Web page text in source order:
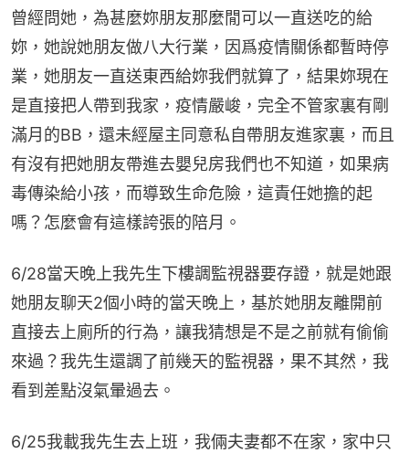
曾經問她，為甚麼妳朋友那麼閒可以一直送吃的給
妳，她說她朋友做八大行業，因爲疫情關係都暫時停
業，她朋友一直送東西給妳我們就算了，結果妳現在
是直接把人帶到我家，疫情嚴峻，完全不管家裏有剛
滿月的BB，還未經屋主同意私自帶朋友進家裏，而且
有沒有把她朋友帶進去嬰兒房我們也不知道，如果病
毒傳染給小孩，而導致生命危險，這責任她擔的起
嗎？怎麼會有這樣誇張的陪月。
6/28當天晚上我先生下樓調監視器要存證，就是她跟
她朋友聊天2個小時的當天晚上，基於她朋友離開前
直接去上廁所的行為，讓我猜想是不是之前就有偷偷
來過？我先生還調了前幾天的監視器，果不其然，我
看到差點沒氣暈過去。
6/25我載我先生去上班，我倆夫妻都不在家，家中只